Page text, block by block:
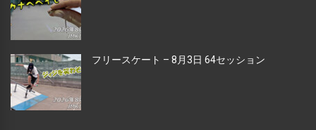
フリースケート – 8月3日 64セッション